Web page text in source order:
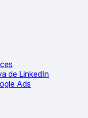
de LinkedIn
Ads